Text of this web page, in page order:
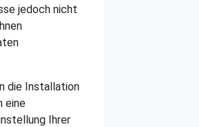
jedoch nicht
die Installation
eine
Ihrer